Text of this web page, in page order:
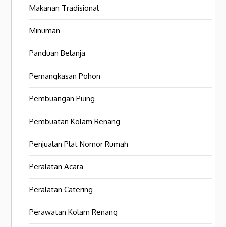
Makanan Tradisional
Minuman
Panduan Belanja
Pemangkasan Pohon
Pembuangan Puing
Pembuatan Kolam Renang
Penjualan Plat Nomor Rumah
Peralatan Acara
Peralatan Catering
Perawatan Kolam Renang